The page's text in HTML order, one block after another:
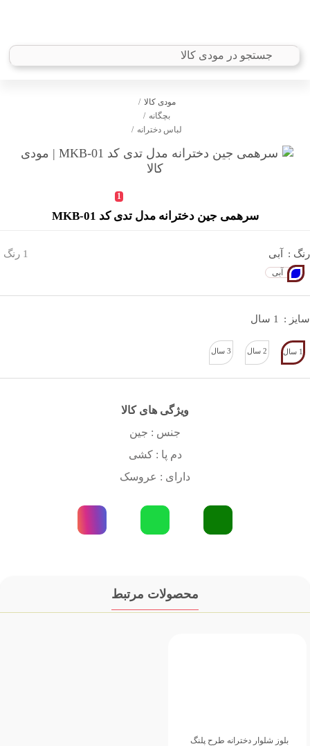
مودی کالا
بچگانه
لباس دخترانه
1
سرهمی جین دخترانه مدل تدی کد MKB-01
رنگ : آبی 1 رنگ
آبی
سایز : 1 سال
1 سال 2 سال 3 سال
ویژگی های کالا
جنس : جین
دم پا : کشی
دارای : عروسک
محصولات مرتبط
بلوز شلوار دخترانه طرح پلنگ